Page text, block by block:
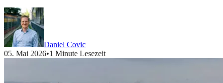
Daniel Covic
05. Mai 2026•1 Minute Lesezeit